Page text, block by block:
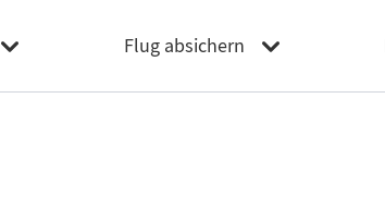
Flug absichern